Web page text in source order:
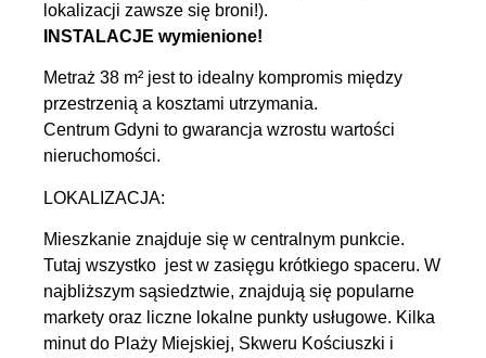
lokalizacji zawsze się broni!).
INSTALACJE wymienione!
Metraż 38 m² jest to idealny kompromis między
przestrzenią a kosztami utrzymania.
Centrum Gdyni to gwarancja wzrostu wartości
nieruchomości.
LOKALIZACJA:
Mieszkanie znajduje się w centralnym punkcie.
Tutaj wszystko jest w zasięgu krótkiego spaceru. W
najbliższym sąsiedztwie, znajdują się popularne
markety oraz liczne lokalne punkty usługowe. Kilka
minut do Plaży Miejskiej, Skweru Kościuszki i